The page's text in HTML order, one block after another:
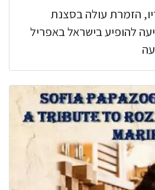
הזמרת עולה בסצנת
להופיע בישראל באפריל